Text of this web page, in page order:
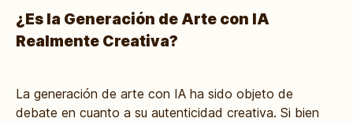
¿Es la Generación de Arte con IA
Realmente Creativa?
La generación de arte con IA ha sido objeto de
debate en cuanto a su autenticidad creativa. Si bien